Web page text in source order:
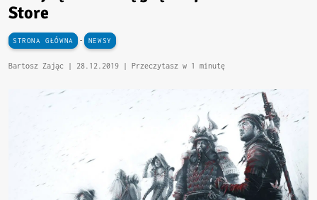
Store
STRONA GŁÓWNA - NEWSY
Bartosz Zając | 28.12.2019 | Przeczytasz w 1 minutę